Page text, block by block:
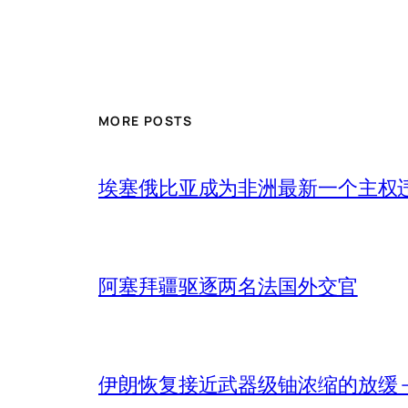
MORE POSTS
埃塞俄比亚成为非洲最新一个主权
阿塞拜疆驱逐两名法国外交官
伊朗恢复接近武器级铀浓缩的放缓